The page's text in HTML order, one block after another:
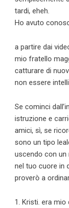
tardi, eheh.
Ho avuto
a partire dai
mio fratello
catturare di
non essere
Se cominci
istruzione e
amici, sì, se
sono un tipo
uscendo con un
nel tuo cuore in
proverò a
1. Kristi. era